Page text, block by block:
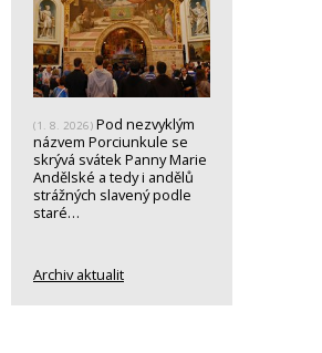
(1. 8. 2026) Pod nezvyklým
názvem Porciunkule se
skrývá svátek Panny Marie
Andělské a tedy i andělů
strážných slavený podle
staré…
Archiv aktualit